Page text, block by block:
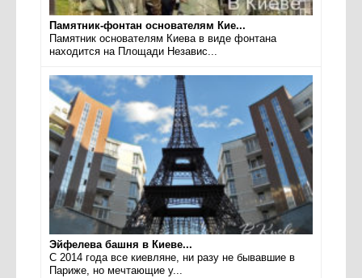
Памятник-фонтан основателям Кие...
Памятник основателям Киева в виде фонтана
находится на Площади Независ...
Эйфелева башня в Киеве...
С 2014 года все киевляне, ни разу не бывавшие в
Париже, но мечтающие у...